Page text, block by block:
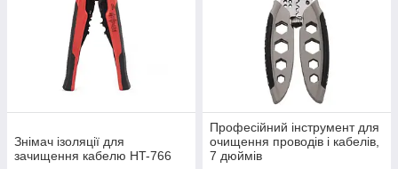
Знімач ізоляції для
зачищення кабелю HT-766
Професійний інструмент для
очищення проводів і кабелів,
7 дюймів